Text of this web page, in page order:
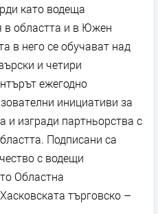
като водеща
в областта и в Южен
в него се обучават над
и четири
ежегодно
инициативи за
и изгради партньорства с
Подписани са
с водещи
Областна
търговско –